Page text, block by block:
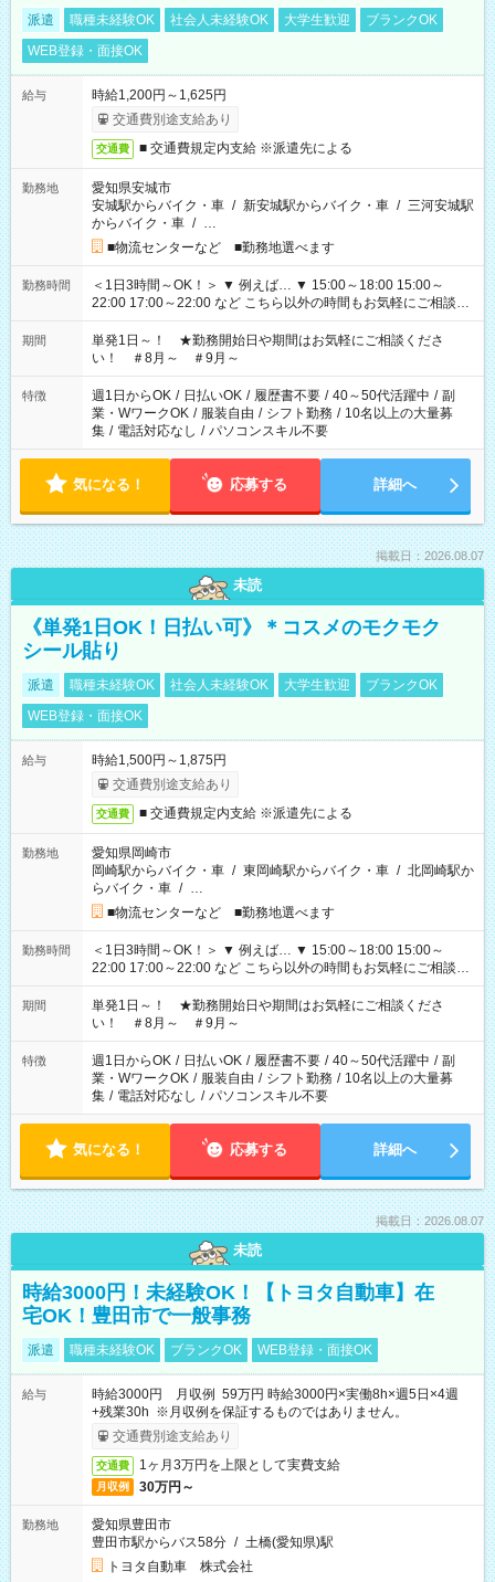
派遣 職種未経験OK 社会人未経験OK 大学生歓迎
ブランクOK
WEB登録・面接OK
給与
時給1,200円～1,625円
交通費別途支給あり
交通費 ■ 交通費規定内支給 ※派遣先による
勤務地
愛知県安城市
安城駅からバイク・車 / 新安城駅からバイク・車 / 三河安城駅
からバイク・車 / …
■物流センターなど ■勤務地選べます
勤務時間
＜1日3時間～OK！＞ ▼ 例えば… ▼ 15:00～18:00 15:00～
22:00 17:00～22:00 など こちら以外の時間もお気軽にご相談く
ださい！
期間
単発1日～！ ★勤務開始日や期間はお気軽にご相談くださ
い！ ＃8月～ ＃9月～
特徴 週1日からOK / 日払いOK / 履歴書不要 / 40～50代活躍中 / 副
業・WワークOK / 服装自由 / シフト勤務 / 10名以上の大量募
集 / 電話対応なし / パソコンスキル不要
気になる！ 応募する 詳細へ
掲載日：2026.08.07
未読
《単発1日OK！日払い可》＊コスメのモクモク
シール貼り
派遣 職種未経験OK 社会人未経験OK 大学生歓迎
ブランクOK
WEB登録・面接OK
給与
時給1,500円～1,875円
交通費別途支給あり
交通費 ■ 交通費規定内支給 ※派遣先による
勤務地
愛知県岡崎市
岡崎駅からバイク・車 / 東岡崎駅からバイク・車 / 北岡崎駅か
らバイク・車 / …
■物流センターなど ■勤務地選べます
勤務時間
＜1日3時間～OK！＞ ▼ 例えば… ▼ 15:00～18:00 15:00～
22:00 17:00～22:00 など こちら以外の時間もお気軽にご相談く
ださい！
期間
単発1日～！ ★勤務開始日や期間はお気軽にご相談くださ
い！ ＃8月～ ＃9月～
特徴 週1日からOK / 日払いOK / 履歴書不要 / 40～50代活躍中 / 副
業・WワークOK / 服装自由 / シフト勤務 / 10名以上の大量募
集 / 電話対応なし / パソコンスキル不要
気になる！ 応募する 詳細へ
掲載日：2026.08.07
未読
時給3000円！未経験OK！【トヨタ自動車】在
宅OK！豊田市で一般事務
派遣 職種未経験OK ブランクOK WEB登録・面接OK
給与
時給3000円 月収例 59万円 時給3000円×実働8h×週5日×4週
+残業30h ※月収例を保証するものではありません。
交通費別途支給あり
交通費 1ヶ月3万円を上限として実費支給
月収例 30万円～
勤務地
愛知県豊田市
豊田市駅からバス58分 / 土橋(愛知県)駅
トヨタ自動車 株式会社